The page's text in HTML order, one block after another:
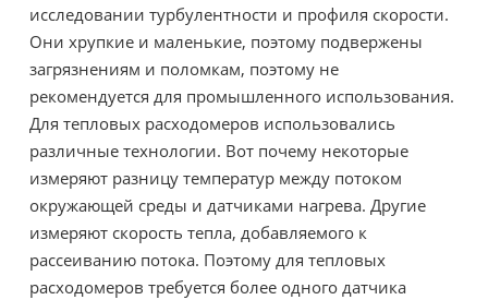
исследовании турбулентности и профиля скорости.
Они хрупкие и маленькие, поэтому подвержены
загрязнениям и поломкам, поэтому не
рекомендуется для промышленного использования.
Для тепловых расходомеров использовались
различные технологии. Вот почему некоторые
измеряют разницу температур между потоком
окружающей среды и датчиками нагрева. Другие
измеряют скорость тепла, добавляемого к
рассеиванию потока. Поэтому для тепловых
расходомеров требуется более одного датчика